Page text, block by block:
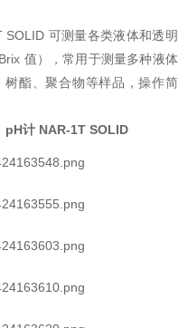
SOLID 可测量各类液体和透明
值），常用于测量多种液体
酯、聚合物等样品，操作简
计 NAR-1T SOLID